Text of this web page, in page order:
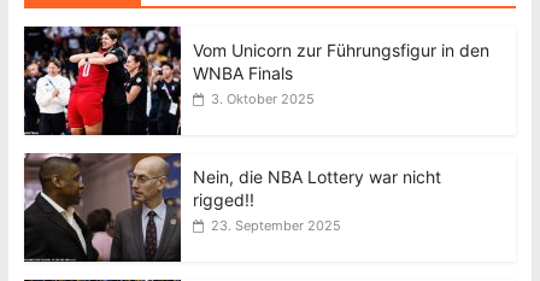
Vom Unicorn zur Führungsfigur in den
WNBA Finals
3. Oktober 2025
Nein, die NBA Lottery war nicht
rigged!!
23. September 2025